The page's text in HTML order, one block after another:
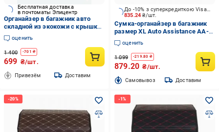
Бесплатная доставка
в почтоматы Эпицентр
Органайзер в багажник авто
складной из экокожи с крышкой
65х30х30 см (N-146)
оценить
1 400 -701 ₴
699 ₴/шт.
Привезём Доставим
835.24₴/шт.
До -10% з суперкредиткою Visa Вигода
Сумка-органайзер в багажник
размер XL Auto Assistance AA-
633BW коричнево-белый
оценить
1 099 -219.80 ₴
879.20 ₴/шт.
Cамовывоз Доставим